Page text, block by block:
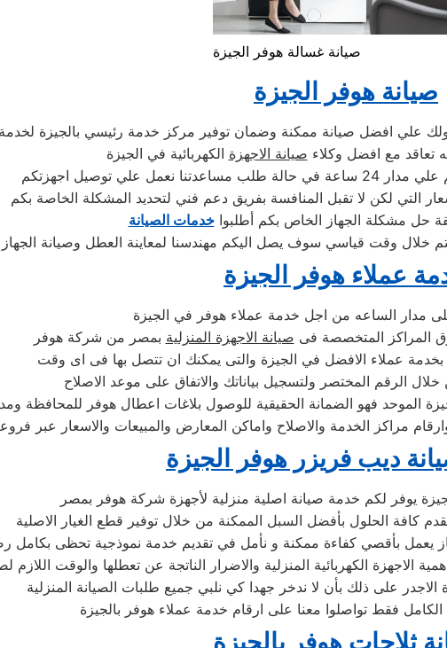
صيانة غسالة هوفر الجيزة
صيانة هوفر الجيزة
علي افضل صيانة ممكنة وضمان توفير مركز خدمة رئيسي بالجيزة
تعاقد مع افضل وكلاء صيانة الاجهزة الكهربائية في الجيزة
علي توصيل اجهزتكم
التي لكن لا تقبل المنافسة بفريق دعم فني لتحديد المشكلة الخاصة بكم
حل مشكلة الجهاز الخاص بكم أطلبواخدمات الصيانة
عملاء هوفر الجيزة
مدار الساعه من اجل خدمة عملاء هوفر في الجيزة
المراكز المتخصصة فى صيانة الاجهزة المنزلية بمصر من شركة هوفر
عملاء الافضل في الجيزة والتى يمكنك ان تتصل بها فى اى وقت
الرقم المختصر ولتسجيل بياناتك والاتفاق على موعد الاصلاح
الموحد فهو الضمانة الحقيقية للوصول بلاغات اعطال هوفر للمحافظة
مراكز الخدمة والاصلاح واماكن المعارض والمبيعات والاسعار عبر
ديب فريزر هوفر الجيزة
يوفر لكم خدمة صيانة اصلية منزلية لأجهزة شركة هوفر بمصر
كافة الحلول بأفضل السبل الممكنة من خلال توفير قطع الغيار الاصلية
يعمل بأقصي كفاءة ممكنة و نأمل في تقديم خدمة نموذجية تحظى بكامل
الاجهزة الكهربائية المنزلية والاضرار الناتجة عن تعطلها والوقت اللازم
على ذلك بأن لا ندخر جهدا كي نلبي جميع طلبات الصيانة المنزلية
الكامل فقط تواصلوا معنا على ارقام خدمة عملاء هوفر بالجيزة
ثلاجات هوفر بالجيزة